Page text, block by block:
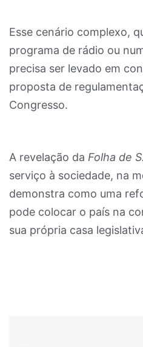
Esse cenário complexo,
programa de rádio ou
precisa ser levado em
proposta de
Congresso.
A revelação da Folha de
serviço à sociedade, na
demonstra como uma
pode colocar o país na
sua própria casa